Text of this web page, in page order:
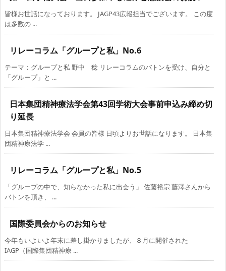
皆様お世話になっております。 JAGP43広報担当でございます。 この度
は多数の ...
リレーコラム「グループと私」No.6
テーマ：グループと私 野中 稔 リレーコラムのバトンを受け、自分と
「グループ」と ...
日本集団精神療法学会第43回学術大会事前申込み締め切
り延長
日本集団精神療法学会 会員の皆様 日頃よりお世話になります。 日本集
団精神療法学 ...
リレーコラム「グループと私」No.5
「グループの中で、知らなかった私に出会う」 佐藤裕宗 藤澤さんから
バトンを頂き、 ...
国際委員会からのお知らせ
今年もいよいよ年末に差し掛かりましたが、８月に開催された
IAGP（国際集団精神療 ...